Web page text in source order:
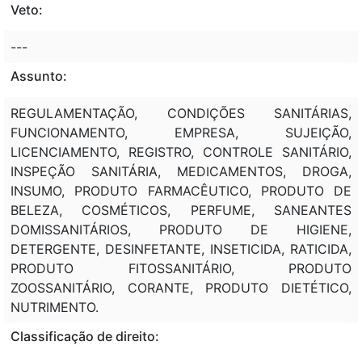
Veto:
---
Assunto:
REGULAMENTAÇÃO, CONDIÇÕES SANITÁRIAS,
FUNCIONAMENTO, EMPRESA, SUJEIÇÃO,
LICENCIAMENTO, REGISTRO, CONTROLE SANITÁRIO,
INSPEÇÃO SANITÁRIA, MEDICAMENTOS, DROGA,
INSUMO, PRODUTO FARMACÊUTICO, PRODUTO DE
BELEZA, COSMÉTICOS, PERFUME, SANEANTES
DOMISSANITÁRIOS, PRODUTO DE HIGIENE,
DETERGENTE, DESINFETANTE, INSETICIDA, RATICIDA,
PRODUTO FITOSSANITÁRIO, PRODUTO
ZOOSSANITÁRIO, CORANTE, PRODUTO DIETÉTICO,
NUTRIMENTO.
Classificação de direito: